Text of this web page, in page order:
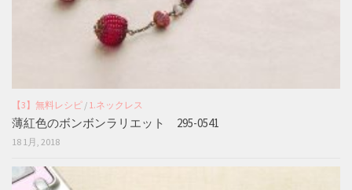
【3】無料レシピ / 1.ネックレス
薄紅色のボンボンラリエット 295-0541
18 1月, 2018